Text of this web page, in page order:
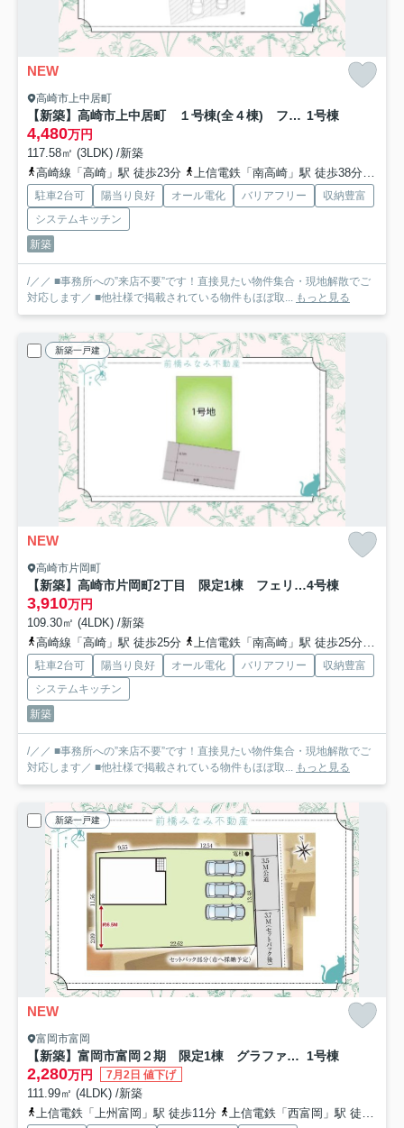
NEW
高崎市上中居町
【新築】高崎市上中居町 １号棟(全４棟) フェリディアガーデン 新築建売分譲 1号棟
4,480万円
117.58㎡ (3LDK) /新築
高崎線「高崎」駅 徒歩23分
上信電鉄「南高崎」駅 徒歩38分
駐車2台可 陽当り良好 オール電化 バリアフリー
収納豊富
システムキッチン
新築
/／／ ■事務所への”来店不要”です！直接見たい物件集合・現地解散でご
対応します／ ■他社様で掲載されている物件もほぼ取... もっと見る
新築一戸建
NEW
高崎市片岡町
【新築】高崎市片岡町2丁目 限定1棟 フェリディアガーデン 新築建売4号棟
3,910万円
109.30㎡ (4LDK) /新築
高崎線「高崎」駅 徒歩25分
上信電鉄「南高崎」駅 徒歩25分
駐車2台可 陽当り良好 オール電化 バリアフリー
収納豊富
システムキッチン
新築
/／／ ■事務所への”来店不要”です！直接見たい物件集合・現地解散でご
対応します／ ■他社様で掲載されている物件もほぼ取... もっと見る
新築一戸建
NEW
富岡市富岡
【新築】富岡市富岡２期 限定1棟 グラファーレ 新築建売 1号棟
2,280万円 7月2日 値下げ
111.99㎡ (4LDK) /新築
上信電鉄「上州富岡」駅 徒歩11分
上信電鉄「西富岡」駅 徒歩15分